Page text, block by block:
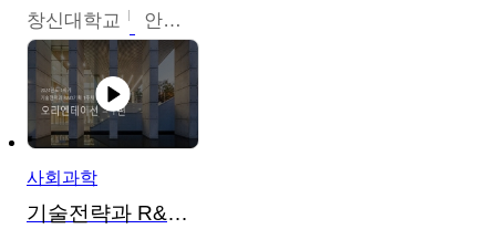
창신대학교 안소영
사회과학
기술전략과 R&D기획